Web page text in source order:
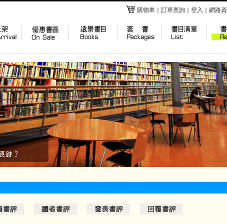
購物車 訂單查詢 登入 網路